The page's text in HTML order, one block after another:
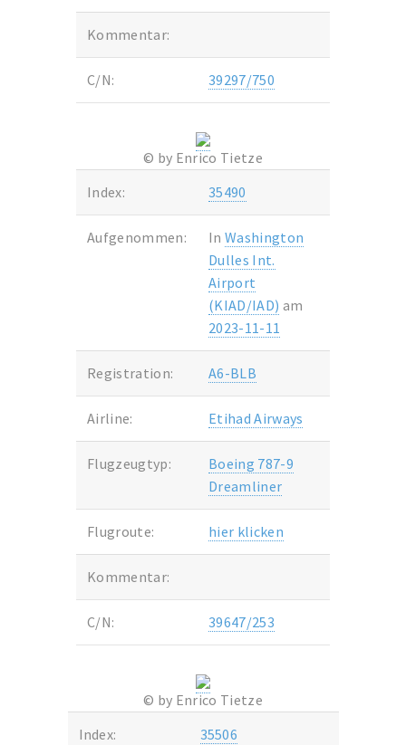
Kommentar:
C/N: 39297/750
© by Enrico Tietze
Index:
35490
Aufgenommen: In Washington
Dulles Int.
Airport
(KIAD/IAD) am
2023-11-11
Registration: A6-BLB
Airline: Etihad Airways
Flugzeugtyp:
Boeing 787-9
Dreamliner
Flugroute: hier klicken
Kommentar:
C/N: 39647/253
© by Enrico Tietze
Index:
35506